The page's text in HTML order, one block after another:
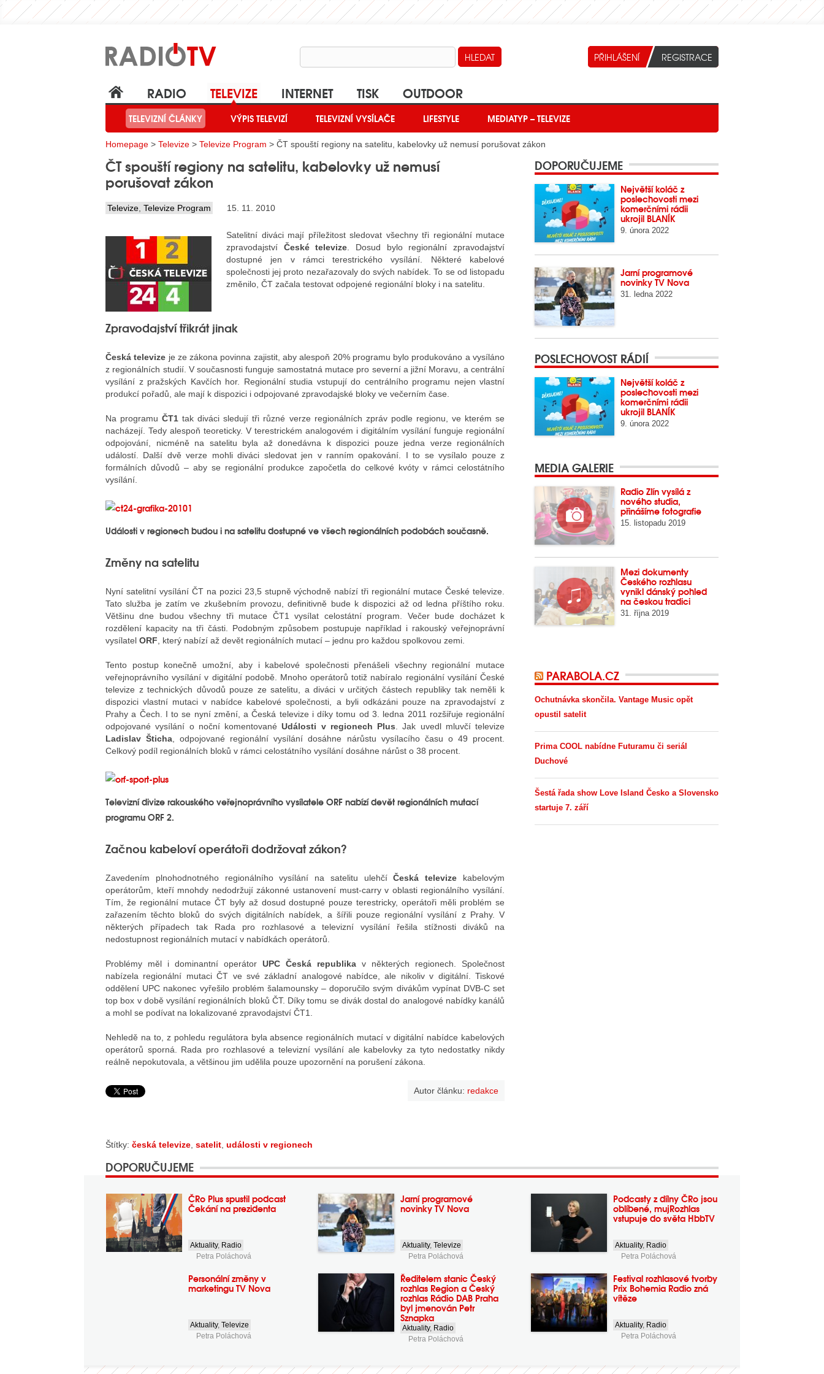
RADIO TELEVIZE
TELEVIZNÍ ČLÁNKY VÝPIS TELEVIZÍ TELEVIZNÍ VYSÍLAČE LIFESTYLE MEDIATYP – TELEVIZE
INTERNET TISK OUTDOOR
Homepage > Televize > Televize Program > ČT spouští regiony na satelitu, kabelovky už nemusí porušovat zákon
ČT spouští regiony na satelitu, kabelovky už nemusí
porušovat zákon
Televize Televize Program 15. 11. 2010
Satelitní diváci mají příležitost sledovat všechny tři regionální mutace
zpravodajství České televize . Dosud bylo regionální zpravodajství
dostupné jen v rámci terestrického vysílání. Některé kabelové
společnosti jej proto nezařazovaly do svých nabídek. To se od listopadu
změnilo, ČT začala testovat odpojené regionální bloky i na satelitu.
Zpravodajství třikrát jinak
Česká televize je ze zákona povinna zajistit, aby alespoň 20% programu bylo produkováno a vysíláno
z regionálních studií. V současnosti funguje samostatná mutace pro severní a jižní Moravu, a centrální
vysílání z pražských Kavčích hor. Regionální studia vstupují do centrálního programu nejen vlastní
produkcí pořadů, ale mají k dispozici i odpojované zpravodajské bloky ve večerním čase.
Na programuČT1 tak diváci sledují tři různé verze regionálních zpráv podle regionu, ve kterém se
nacházejí. Tedy alespoň teoreticky. V terestrickém analogovém i digitálním vysílání funguje regionální
odpojování, nicméně na satelitu byla až donedávna k dispozici pouze jedna verze regionálních
událostí. Další dvě verze mohli diváci sledovat jen v ranním opakování. I to se vysílalo pouze z
formálních důvodů – aby se regionální produkce započetla do celkové kvóty v rámci celostátního
vysílání.
Události v regionech budou i na satelitu dostupné ve všech regionálních podobách současně.
Změny na satelitu
Nyní satelitní vysílání ČT na pozici 23,5 stupně východně nabízí tři regionální mutace České televize.
Tato služba je zatím ve zkušebním provozu, definitivně bude k dispozici až od ledna příštího roku.
Většinu dne budou všechny tři mutace ČT1 vysílat celostátní program. Večer bude docházet k
rozdělení kapacity na tři části. Podobným způsobem postupuje například i rakouský veřejnoprávní
vysílatel ORF , který nabízí až devět regionálních mutací – jednu pro každou spolkovou zemi.
Tento postup konečně umožní, aby i kabelové společnosti přenášeli všechny regionální mutace
veřejnoprávního vysílání v digitální podobě. Mnoho operátorů totiž nabíralo regionální vysílání České
televize z technických důvodů pouze ze satelitu, a diváci v určitých částech republiky tak neměli k
dispozici vlastní mutaci v nabídce kabelové společnosti, a byli odkázáni pouze na zpravodajství z
Prahy a Čech. I to se nyní změní, a Česká televize i díky tomu od 3. ledna 2011 rozšiřuje regionální
odpojované vysílání o noční komentovanéUdálosti v regionech Plus . Jak uvedl mluvčí televize
Ladislav Šticha , odpojované regionální vysílání dosáhne nárůstu vysílacího času o 49 procent.
Celkový podíl regionálních bloků v rámci celostátního vysílání dosáhne nárůst o 38 procent.
Televizní divize rakouského veřejnoprávního vysílatele ORF nabízí devět regionálních mutací
programu ORF 2.
Začnou kabeloví operátoři dodržovat zákon?
Zavedením plnohodnotného regionálního vysílání na satelitu ulehčíČeská televize kabelovým
operátorům, kteří mnohdy nedodržují zákonné ustanovení must-carry v oblasti regionálního vysílání.
Tím, že regionální mutace ČT byly až dosud dostupné pouze terestricky, operátoři měli problém se
zařazením těchto bloků do svých digitálních nabídek, a šířili pouze regionální vysílání z Prahy. V
některých případech tak Rada pro rozhlasové a televizní vysílání řešila stížnosti diváků na
nedostupnost regionálních mutací v nabídkách operátorů.
Problémy měl i dominantní operátorUPC Česká republika v některých regionech. Společnost
nabízela regionální mutaci ČT ve své základní analogové nabídce, ale nikoliv v digitální. Tiskové
oddělení UPC nakonec vyřešilo problém šalamounsky – doporučilo svým divákům vypínat DVB-C set
top box v době vysílání regionálních bloků ČT. Díky tomu se divák dostal do analogové nabídky kanálů
a mohl se podívat na lokalizované zpravodajství ČT1.
Nehledě na to, z pohledu regulátora byla absence regionálních mutací v digitální nabídce kabelových
operátorů sporná. Rada pro rozhlasové a televizní vysílání ale kabelovky za tyto nedostatky nikdy
reálně nepokutovala, a většinou jim udělila pouze upozornění na porušení zákona.
Autor článku: redakce
Štítky: česká televize satelit události v regionech
DOPORUČUJEME
Největší koláč z
poslechovosti mezi
komerčními rádii
ukrojil BLANÍK
9. února 2022
Jarní programové
novinky TV Nova
31. ledna 2022
POSLECHOVOST RÁDIÍ
Největší koláč z
poslechovosti mezi
komerčními rádii
ukrojil BLANÍK
9. února 2022
MEDIA GALERIE
Radio Zlín vysílá z
nového studia,
přinášíme fotografie
15. listopadu 2019
Mezi dokumenty
Českého rozhlasu
vynikl dánský pohled
na českou tradici
31. října 2019
PARABOLA.CZ
Ochutnávka skončila. Vantage Music opět
opustil satelit
Prima COOL nabídne Futuramu či seriál
Duchové
Šestá řada show Love Island Česko a Slovensko
startuje 7. září
DOPORUČUJEME
ČRo Plus spustil podcast
Čekání na prezidenta
Aktuality, Radio
Petra Poláchová
Jarní programové
novinky TV Nova
Aktuality,Televize
Petra Poláchová
Podcasty z dílny ČRo jsou
oblíbené, mujRozhlas
vstupuje do světa HbbTV
Aktuality, Radio
Petra Poláchová
Personální změny v
marketingu TV Nova
Aktuality,Televize
Petra Poláchová
Ředitelem stanic Český
rozhlas Region a Český
rozhlas Rádio DAB Praha
byl jmenován Petr
Sznapka
Aktuality, Radio
Petra Poláchová
Festival rozhlasové tvorby
Prix Bohemia Radio zná
vítěze
Aktuality, Radio
Petra Poláchová